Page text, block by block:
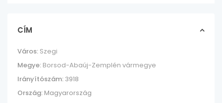
CÍM
Város: Szegi
Megye: Borsod-Abaúj-Zemplén vármegye
Irányítószám: 3918
Ország: Magyarország